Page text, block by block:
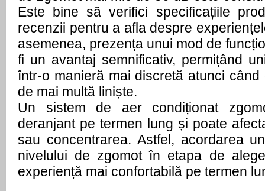
Este bine să verifici specificațiile
recenzii pentru a afla despre
asemenea, prezența unui mod de
fi un avantaj semnificativ, permițând
într-o manieră mai discretă atunci
de mai multă liniște.
Un sistem de aer condiționat
deranjant pe termen lung și poate
sau concentrarea. Astfel, acordarea
nivelului de zgomot în etapa de
experiență mai confortabilă pe termen